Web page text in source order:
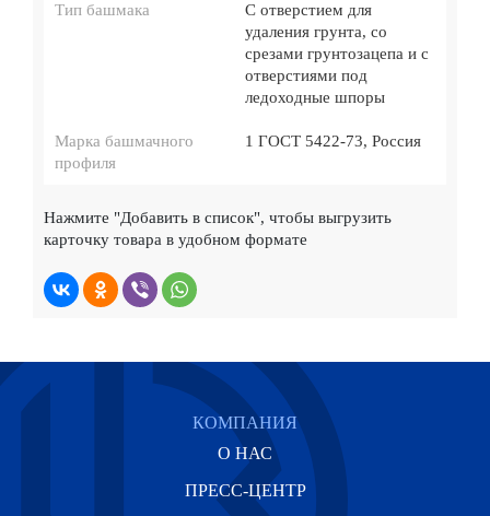
Тип башмака
C отверстием для
удаления грунта, со
срезами грунтозацепа и с
отверстиями под
ледоходные шпоры
Марка башмачного
профиля
1 ГОСТ 5422-73, Россия
Нажмите "Добавить в список", чтобы выгрузить
карточку товара в удобном формате
КОМПАНИЯ
О НАС
ПРЕСС-ЦЕНТР